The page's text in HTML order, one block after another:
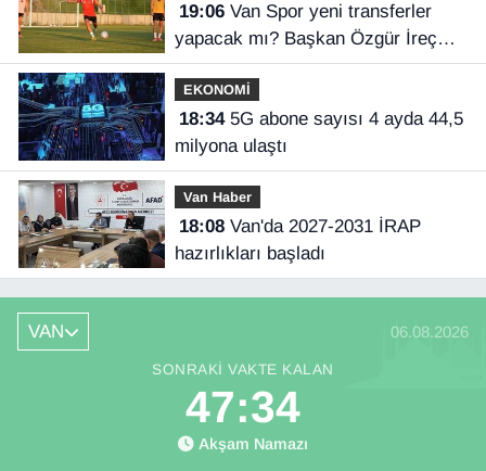
19:06Van Spor yeni transferler
yapacak mı? Başkan Özgür İreç
İlhan açıkladı
EKONOMİ
18:345G abone sayısı 4 ayda 44,5
milyona ulaştı
Van Haber
18:08Van'da 2027-2031 İRAP
hazırlıkları başladı
VAN 06.08.2026
SONRAKI VAKTE KALAN
47:33
Akşam Namazı